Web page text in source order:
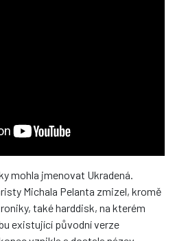
mohla jmenovat Ukradená.
Michala Pelanta zmizel, kromě
také harddisk, na kterém
existující původní verze